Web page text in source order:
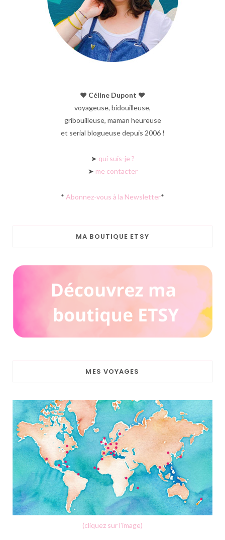
♥︎ Céline Dupont ♥︎
voyageuse, bidouilleuse,
gribouilleuse, maman heureuse
et serial blogueuse depuis 2006 !
➤ qui suis-je ?
➤ me contacter
* Abonnez-vous à la Newsletter*
MA BOUTIQUE ETSY
MES VOYAGES
(cliquez sur l'image)